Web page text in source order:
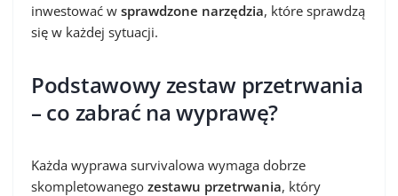
inwestować w sprawdzone narzędzia, które sprawdzą
się w każdej sytuacji.
Podstawowy zestaw przetrwania
– co zabrać na wyprawę?
Każda wyprawa survivalowa wymaga dobrze
skompletowanego zestawu przetrwania, który